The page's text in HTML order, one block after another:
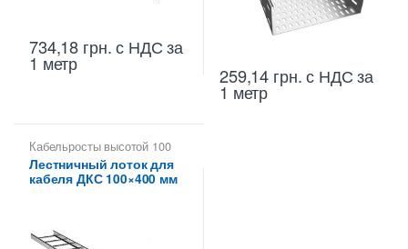
734,18 грн.с НДС за
1 метр
259,14 грн.с НДС за
1 метр
Кабельросты высотой 100
мм Лотки лестничные ДКС
Лотки металлические
высотой 100 мм,
Лестничный лоток для
кабеля ДКС 100×400 мм